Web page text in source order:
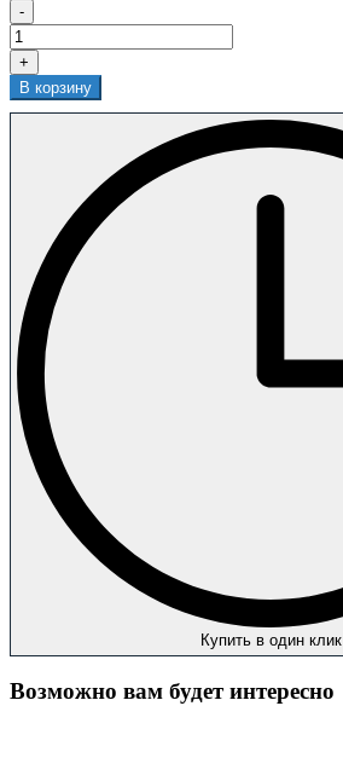
-
+
В корзину
Купить в один клик
Возможно вам будет интересно